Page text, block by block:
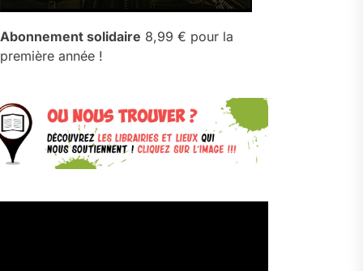
Abonnement solidaire 8,99 € pour la
première année !